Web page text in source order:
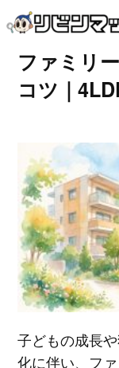
ファミリ
コツ｜
子どもの成長
化に伴い、フ